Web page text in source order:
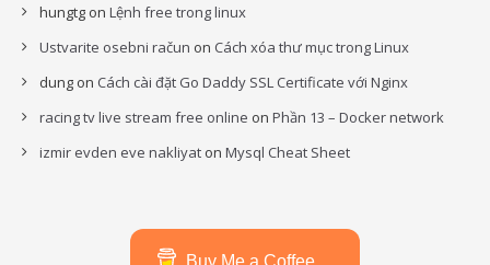
hungtg on Lệnh free trong linux
Ustvarite osebni račun on Cách xóa thư mục trong Linux
dung on Cách cài đặt Go Daddy SSL Certificate với Nginx
racing tv live stream free online on Phần 13 – Docker network
izmir evden eve nakliyat on Mysql Cheat Sheet
Buy Me a Coffee